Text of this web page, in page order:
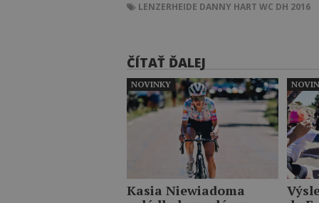
LENZERHEIDE DANNY HART WC DH 2016
ČÍTAŤ ĎALEJ
Kasia Niewiadoma
NOVINKY